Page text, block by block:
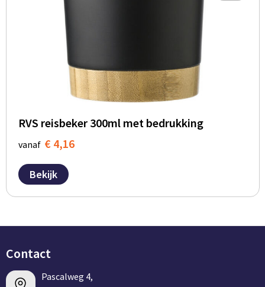
RVS reisbeker 300ml met bedrukking
vanaf € 4,16
Bekijk
Contact
Pascalweg 4,